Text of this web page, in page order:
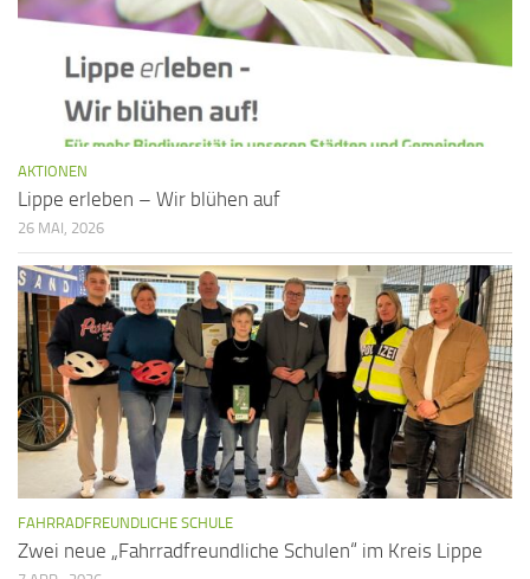
AKTIONEN
Lippe erleben – Wir blühen auf
26 MAI, 2026
FAHRRADFREUNDLICHE SCHULE
Zwei neue „Fahrradfreundliche Schulen“ im Kreis Lippe